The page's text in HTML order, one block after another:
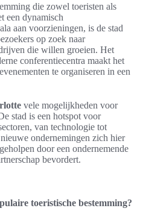
die zowel toeristen als
een dynamisch
aan voorzieningen, is de stad
op zoek naar
die willen groeien. Het
conferentiecentra maakt het
te organiseren in een
vele mogelijkheden voor
stad is een hotspot voor
van technologie tot
ondernemingen zich hier
door een ondernemende
bevordert.
toeristische bestemming?